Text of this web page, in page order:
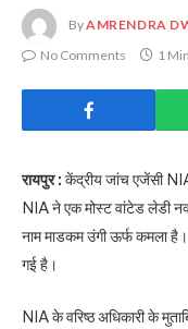
ByAMRENDRA
No Comments
1
रायपुर : केंद्रीय जांच एजेंसी NIA
NIA ने एक मोस्ट वांटेड लेडी
नाम माडकम उंगी ऊर्फ कमला है।
गई है।
NIA के वरिष्ठ अधिकारी के